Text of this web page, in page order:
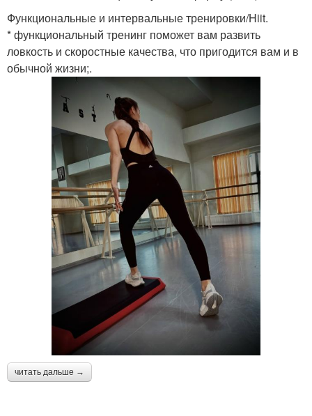
Функциональные и интервальные тренировки/Hiit.
* функциональный тренинг поможет вам развить
ловкость и скоростные качества, что пригодится вам и в
обычной жизни;.
читать дальше →